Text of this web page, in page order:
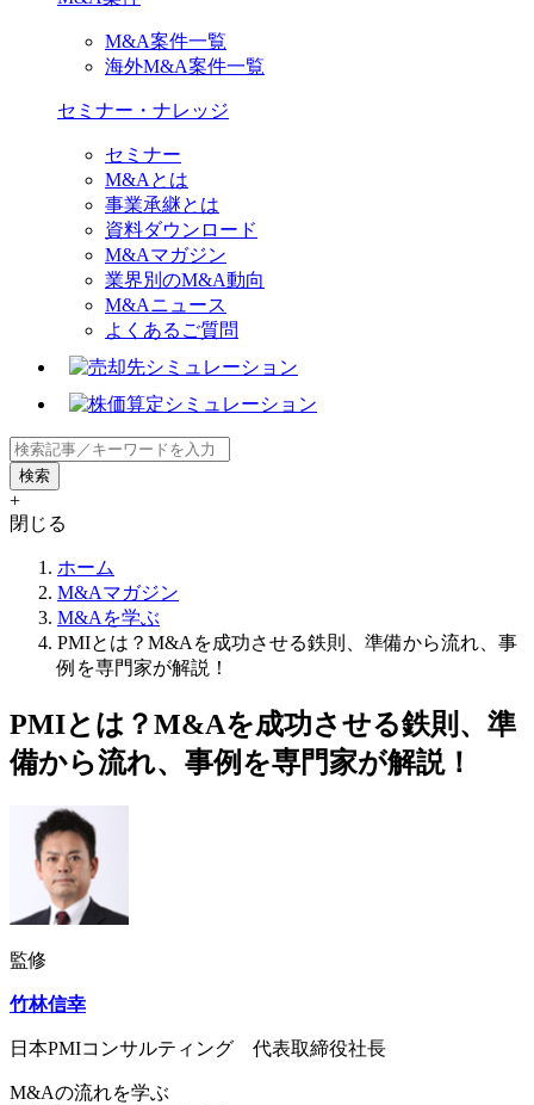
M&A案件一覧
海外M&A案件一覧
セミナー・ナレッジ
セミナー
M&Aとは
事業承継とは
資料ダウンロード
M&Aマガジン
業界別のM&A動向
M&Aニュース
よくあるご質問
+
閉じる
ホーム
M&Aマガジン
M&Aを学ぶ
PMIとは？M&Aを成功させる鉄則、準備から流れ、事
例を専門家が解説！
PMIとは？M&Aを成功させる鉄則、準
備から流れ、事例を専門家が解説！
監修
竹林信幸
日本PMIコンサルティング 代表取締役社長
M&Aの流れを学ぶ